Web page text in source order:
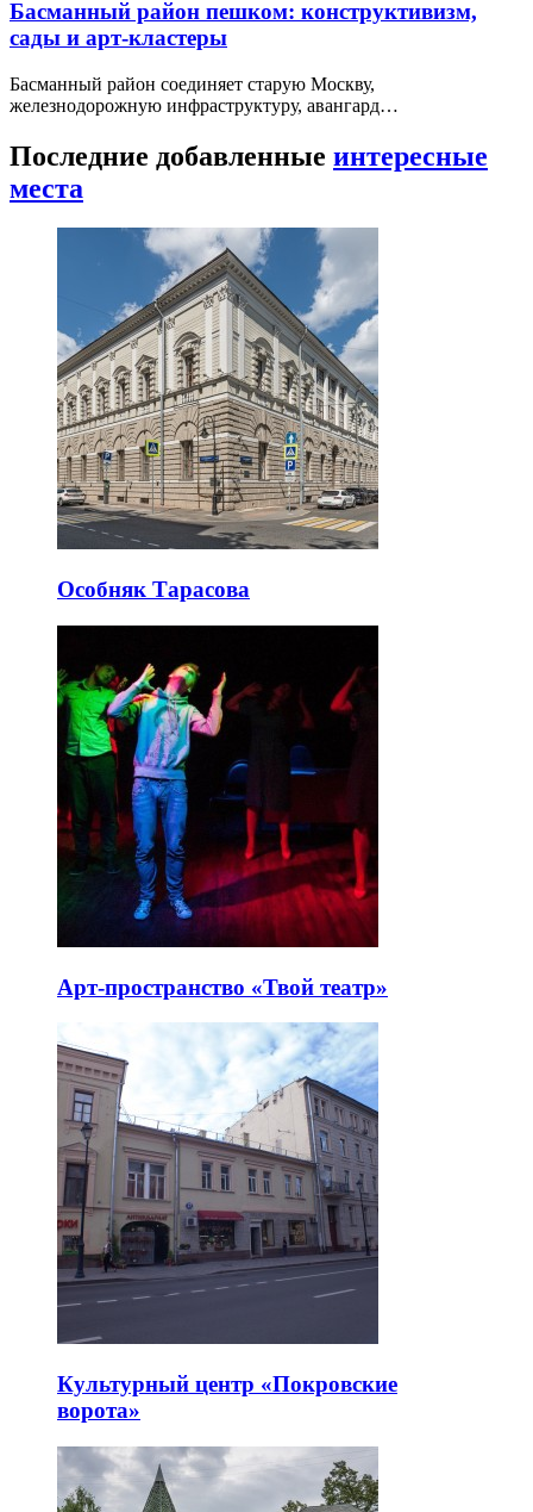
Басманный район пешком: конструктивизм,
сады и арт-кластеры
Басманный район соединяет старую Москву,
железнодорожную инфраструктуру, авангард…
Последние добавленные интересные
места
Особняк Тарасова
Арт-пространство «Твой театр»
Культурный центр «Покровские
ворота»